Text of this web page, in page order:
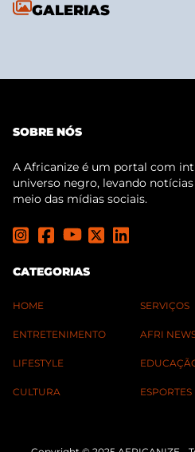
GALERIAS
SOBRE NÓS
A Africanize é um portal com
universo negro, levando
meio das mídias sociais.
CATEGORIAS
HOME
ENTRETENIMENTO
LIFESTYLE
CULTURA
SERVIÇOS
AFRI
ESPORTES